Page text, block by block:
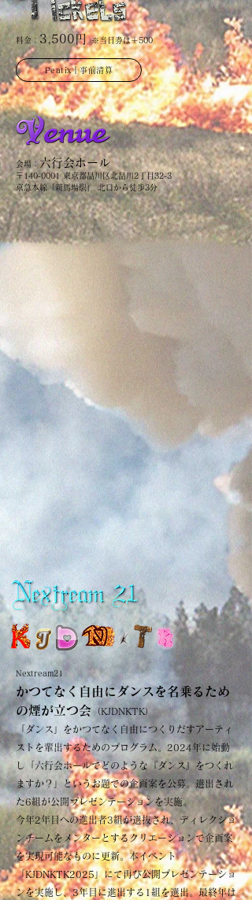
料金： 3,500円 ※当日券は＋500
Peatix｜事前清算
会場：六行会ホール
〒140-0001 東京都品川区北品川2丁目32-3
京急本線「新馬場駅」 北口から徒歩3分
Nextream21
かつてなく自由にダンスを名乗るため
の煙が立つ会（KJDNKTK）
「ダンス」をかつてなく自由につくりだすアーティ
ストを輩出するためのプログラム。2024年に始動
し「六行会ホールでどのような『ダンス』をつくれ
ますか？」というお題での企画案を公募。選出され
た6組が公開プレゼンテーションを実施。
今年2年目への進出者3組が選抜され、ディレクショ
ンチームをメンターとするクリエーションで企画案
を実現可能なものに更新。本イベント
「KJDNKTK2025」にて再び公開プレゼンテーショ
ンを実施し、3年目に進出する1組を選出。最終年は